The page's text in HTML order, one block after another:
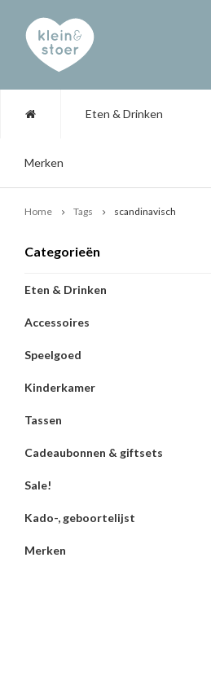
Eten & Drinken
Merken
Home Tags scandinavisch
Categorieën
Eten & Drinken
Accessoires
Speelgoed
Kinderkamer
Tassen
Cadeaubonnen & giftsets
Sale!
Kado-, geboortelijst
Merken